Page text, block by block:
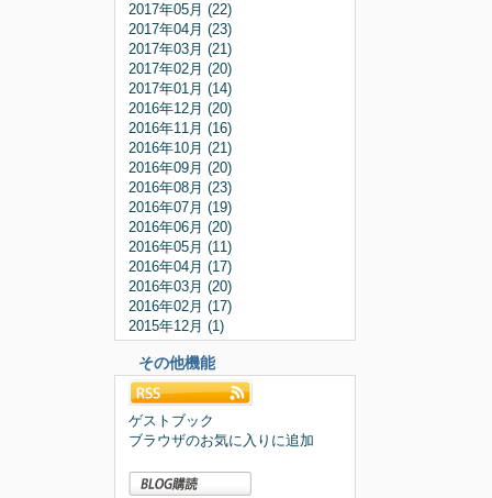
2017年05月 (22)
2017年04月 (23)
2017年03月 (21)
2017年02月 (20)
2017年01月 (14)
2016年12月 (20)
2016年11月 (16)
2016年10月 (21)
2016年09月 (20)
2016年08月 (23)
2016年07月 (19)
2016年06月 (20)
2016年05月 (11)
2016年04月 (17)
2016年03月 (20)
2016年02月 (17)
2015年12月 (1)
その他機能
ゲストブック
ブラウザのお気に入りに追加